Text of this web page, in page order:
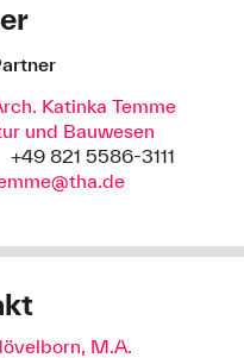
Katinka Temme
und Bauwesen
+49 821 5586-3111
M.A.